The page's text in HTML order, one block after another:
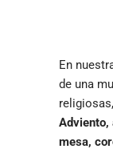
En
de una
Adviento,
mesa,